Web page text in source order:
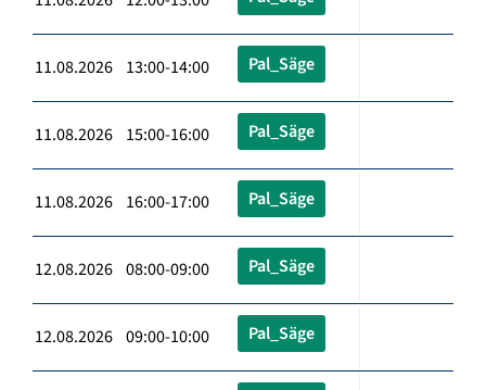
11.08.2026 13:00-14:00 Pal_Säge
11.08.2026 15:00-16:00 Pal_Säge
11.08.2026 16:00-17:00 Pal_Säge
12.08.2026 08:00-09:00 Pal_Säge
12.08.2026 09:00-10:00 Pal_Säge